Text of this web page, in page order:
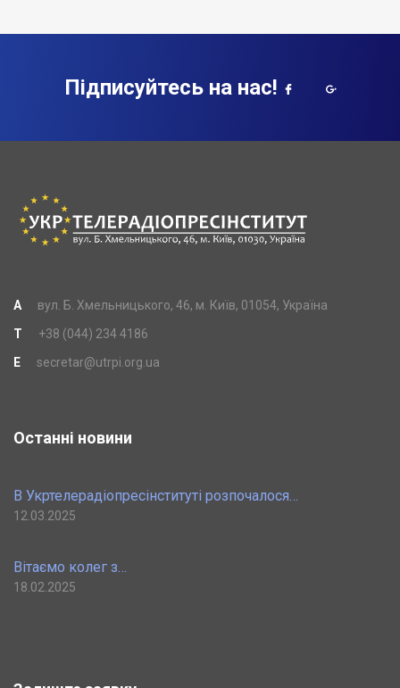
Підписуйтесь на нас!
A
вул. Б. Хмельницького, 46, м. Київ, 01054, Україна
T
+38 (044) 234 4186
E
secretar@utrpi.org.ua
Останні новини
В Укртелерадіопресінституті розпочалося…
12.03.2025
Вітаємо колег з…
18.02.2025